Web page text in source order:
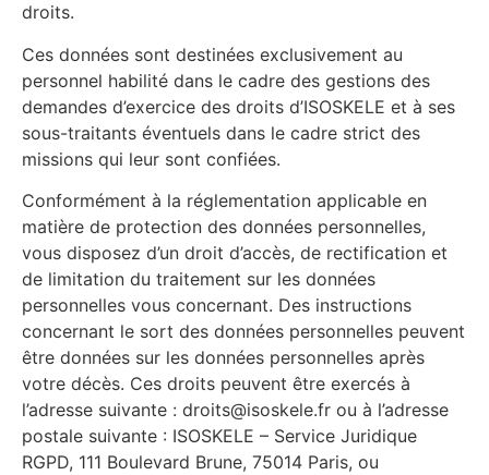
droits.
Ces données sont destinées exclusivement au
personnel habilité dans le cadre des gestions des
demandes d’exercice des droits d’ISOSKELE et à ses
sous-traitants éventuels dans le cadre strict des
missions qui leur sont confiées.
Conformément à la réglementation applicable en
matière de protection des données personnelles,
vous disposez d’un droit d’accès, de rectification et
de limitation du traitement sur les données
personnelles vous concernant. Des instructions
concernant le sort des données personnelles peuvent
être données sur les données personnelles après
votre décès. Ces droits peuvent être exercés à
l’adresse suivante : droits@isoskele.fr ou à l’adresse
postale suivante : ISOSKELE – Service Juridique
RGPD, 111 Boulevard Brune, 75014 Paris, ou